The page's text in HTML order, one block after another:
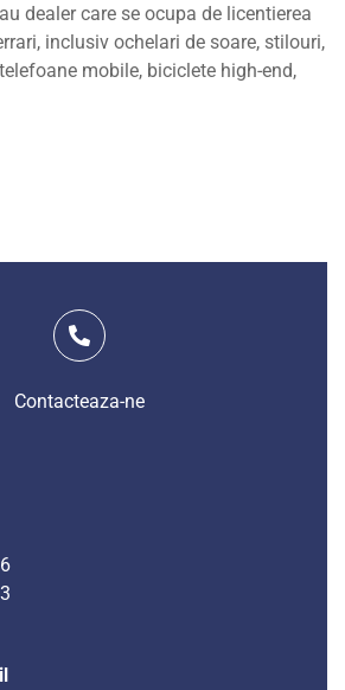
dealer care se ocupa de licentierea
inclusiv ochelari de soare, stilouri,
mobile, biciclete high-end,
Contacteaza-ne